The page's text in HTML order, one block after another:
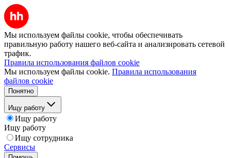
Мы используем файлы cookie, чтобы обеспечивать
правильную работу нашего веб-сайта и анализировать сетевой
трафик.
Правила использования файлов cookie
Мы используем файлы cookie. Правила использования
файлов cookie
Понятно
Ищу работу
Ищу работу
Ищу работу
Ищу сотрудника
Сервисы